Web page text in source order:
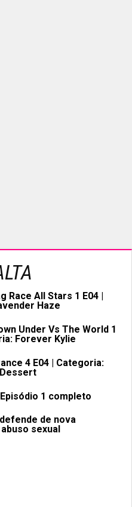
Race All Stars 1 E04 |
Haze
Under Vs The World 1
Forever Kylie
4 E04 | Categoria:
1 completo
de nova
sexual